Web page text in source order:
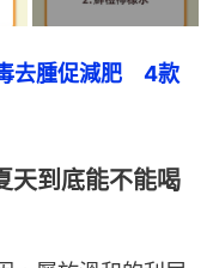
去腫促減肥　4款
天到底能不能喝